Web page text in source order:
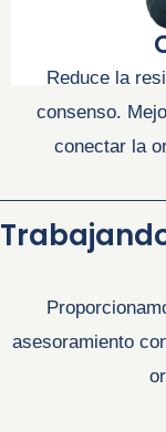
Reduce la
consenso.
conectar la
asesoramiento